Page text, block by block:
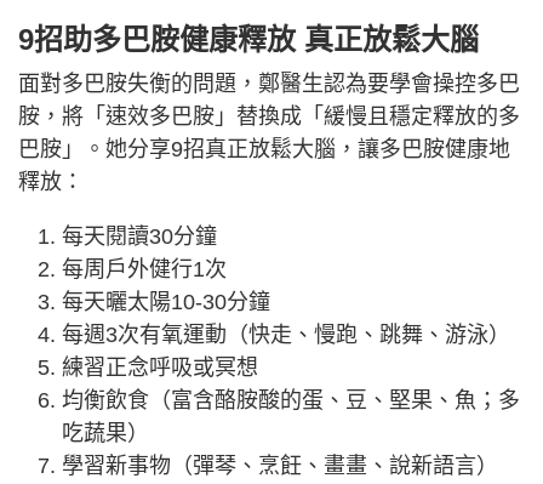
9招助多巴胺健康釋放 真正放鬆大腦
面對多巴胺失衡的問題，鄭醫生認為要學會操控多巴
胺，將「速效多巴胺」替換成「緩慢且穩定釋放的多
巴胺」。她分享9招真正放鬆大腦，讓多巴胺健康地
釋放：
每天閱讀30分鐘
每周戶外健行1次
每天曬太陽10-30分鐘
每週3次有氧運動（快走、慢跑、跳舞、游泳）
練習正念呼吸或冥想
均衡飲食（富含酪胺酸的蛋、豆、堅果、魚；多
吃蔬果）
學習新事物（彈琴、烹飪、畫畫、說新語言）